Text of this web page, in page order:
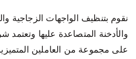
نقوم بتنظيف الواجهات الزجاجية
والأدخنة المتصاعدة عليها وتعتمد
على مجموعة من العاملين